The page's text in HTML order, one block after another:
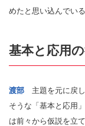
めたと思い込んでい
基本と応用
渡部 主題を元に戻
そうな「基本と応用
は前々から仮説を立